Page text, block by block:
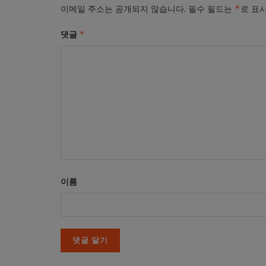
이메일 주소는 공개되지 않습니다. 필수 필드는 *로 표
댓글 *
이름